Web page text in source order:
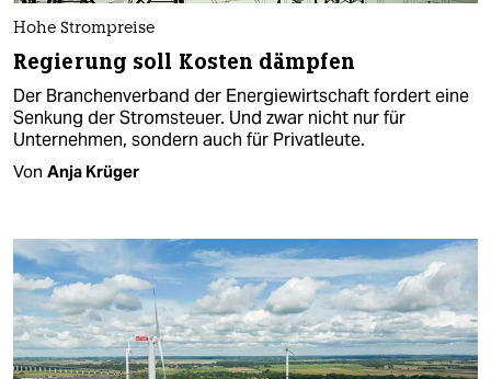
Hohe Strompreise
Regierung soll Kosten dämpfen
Der Branchenverband der Energiewirtschaft fordert eine
Senkung der Stromsteuer. Und zwar nicht nur für
Unternehmen, sondern auch für Privatleute.
Von Anja Krüger